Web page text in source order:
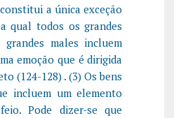
a única exceção
qual todos os grandes
males incluem
emoção que é dirigida
(124-128) . (3) Os bens
incluem um elemento
Pode dizer-se que